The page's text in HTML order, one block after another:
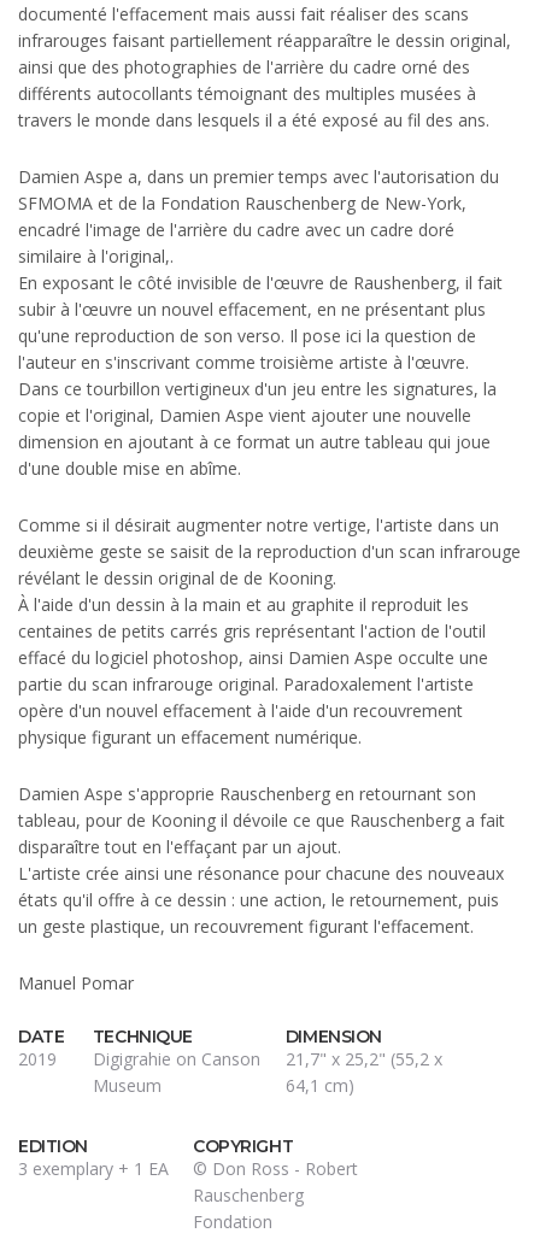
documenté l'effacement mais aussi fait réaliser des scans
infrarouges faisant partiellement réapparaître le dessin original,
ainsi que des photographies de l'arrière du cadre orné des
différents autocollants témoignant des multiples musées à
travers le monde dans lesquels il a été exposé au fil des ans.
Damien Aspe a, dans un premier temps avec l'autorisation du
SFMOMA et de la Fondation Rauschenberg de New-York,
encadré l'image de l'arrière du cadre avec un cadre doré
similaire à l'original,.
En exposant le côté invisible de l'œuvre de Raushenberg, il fait
subir à l'œuvre un nouvel effacement, en ne présentant plus
qu'une reproduction de son verso. Il pose ici la question de
l'auteur en s'inscrivant comme troisième artiste à l'œuvre.
Dans ce tourbillon vertigineux d'un jeu entre les signatures, la
copie et l'original, Damien Aspe vient ajouter une nouvelle
dimension en ajoutant à ce format un autre tableau qui joue
d'une double mise en abîme.
Comme si il désirait augmenter notre vertige, l'artiste dans un
deuxième geste se saisit de la reproduction d'un scan infrarouge
révélant le dessin original de de Kooning.
À l'aide d'un dessin à la main et au graphite il reproduit les
centaines de petits carrés gris représentant l'action de l'outil
effacé du logiciel photoshop, ainsi Damien Aspe occulte une
partie du scan infrarouge original. Paradoxalement l'artiste
opère d'un nouvel effacement à l'aide d'un recouvrement
physique figurant un effacement numérique.
Damien Aspe s'approprie Rauschenberg en retournant son
tableau, pour de Kooning il dévoile ce que Rauschenberg a fait
disparaître tout en l'effaçant par un ajout.
L'artiste crée ainsi une résonance pour chacune des nouveaux
états qu'il offre à ce dessin : une action, le retournement, puis
un geste plastique, un recouvrement figurant l'effacement.
Manuel Pomar
DATE
2019
TECHNIQUE
Digigrahie on Canson
Museum
DIMENSION
21,7" x 25,2" (55,2 x
64,1 cm)
EDITION
3 exemplary + 1 EA
COPYRIGHT
© Don Ross - Robert
Rauschenberg
Fondation